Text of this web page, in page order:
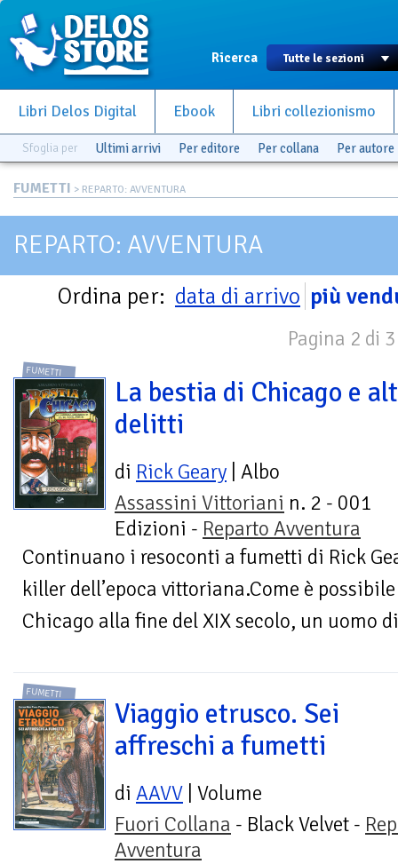
Ricerca
Libri Delos Digital Ebook Libri collezionismo
Sfoglia per Ultimi arrivi Per editore Per collana Per autore
FUMETTI > REPARTO: AVVENTURA
REPARTO: AVVENTURA
Ordina per: data di arrivo più
Pagina 2 di 3
FUMETTI
La bestia di Chicago e
delitti
di Rick Geary | Albo
Assassini Vittoriani n. 2 - 001
Edizioni - Reparto Avventura
Continuano i resoconti a fumetti di Rick
killer dell’epoca vittoriana.Come è
Chicago alla fine del XIX secolo, un uomo
FUMETTI
Viaggio etrusco. Sei
affreschi a fumetti
di AAVV | Volume
Fuori Collana - Black Velvet -
Avventura